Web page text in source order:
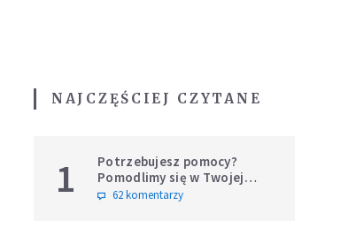
NAJCZĘŚCIEJ CZYTANE
1
Potrzebujesz pomocy?
Pomodlimy się w Twojej
intencji
62 komentarzy